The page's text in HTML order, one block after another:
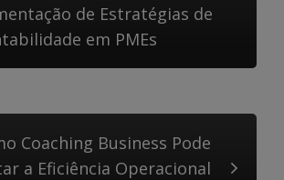
de Estratégias de
em PMEs
Coaching Business Pode
a Eficiência Operacional